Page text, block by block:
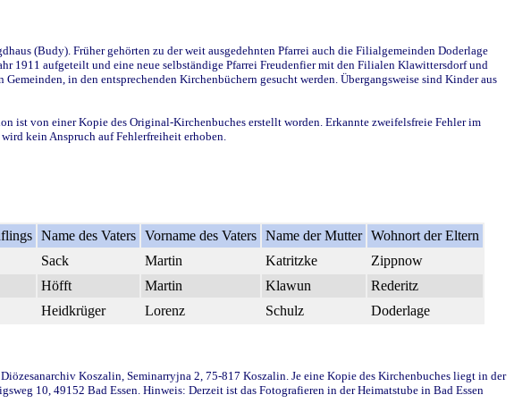
(Budy). Früher gehörten zu der weit ausgedehnten Pfarrei auch die Filialgemeinden Doderlage
1911 aufgeteilt und eine neue selbständige Pfarrei Freudenfier mit den Filialen Klawittersdorf und
in den entsprechenden Kirchenbüchern gesucht werden. Übergangsweise sind Kinder aus
ist von einer Kopie des Original-Kirchenbuches erstellt worden. Erkannte zweifelsfreie Fehler im
kein Anspruch auf Fehlerfreiheit erhoben.
Name des Vaters Vorname des Vaters Name der Mutter Wohnort der Eltern
Sack Martin Katritzke
Zippnow
Höfft Martin Klawun
Rederitz
Heidkrüger Lorenz Schulz Doderlage
Koszalin, Seminarryjna 2, 75-817 Koszalin. Je eine Kopie des Kirchenbuches liegt in der
10, 49152 Bad Essen. Hinweis: Derzeit ist das Fotografieren in der Heimatstube in Bad Essen